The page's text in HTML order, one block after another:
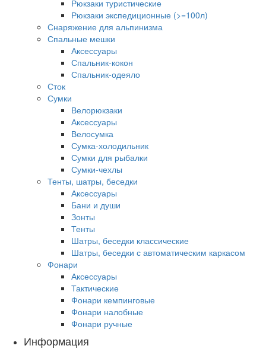
Рюкзаки туристические
Рюкзаки экспедиционные (>=100л)
Снаряжение для альпинизма
Спальные мешки
Аксессуары
Спальник-кокон
Спальник-одеяло
Сток
Сумки
Велорюкзаки
Аксессуары
Велосумка
Сумка-холодильник
Сумки для рыбалки
Сумки-чехлы
Тенты, шатры, беседки
Аксессуары
Бани и души
Зонты
Тенты
Шатры, беседки классические
Шатры, беседки с автоматическим каркасом
Фонари
Аксессуары
Тактические
Фонари кемпинговые
Фонари налобные
Фонари ручные
Информация